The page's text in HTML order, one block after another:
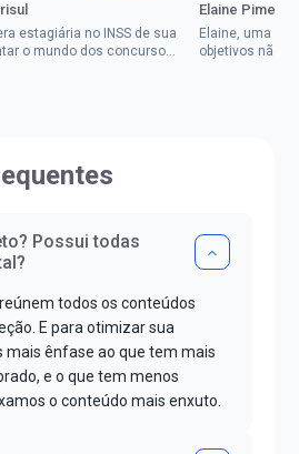
estagiária no INSS de sua
o mundo dos concursos
Elaine
Elaine, uma
objetivos não
Possui todas
todos os conteúdos
E para otimizar sua
mais ênfase ao que tem mais
e o que tem menos
o conteúdo mais enxuto.